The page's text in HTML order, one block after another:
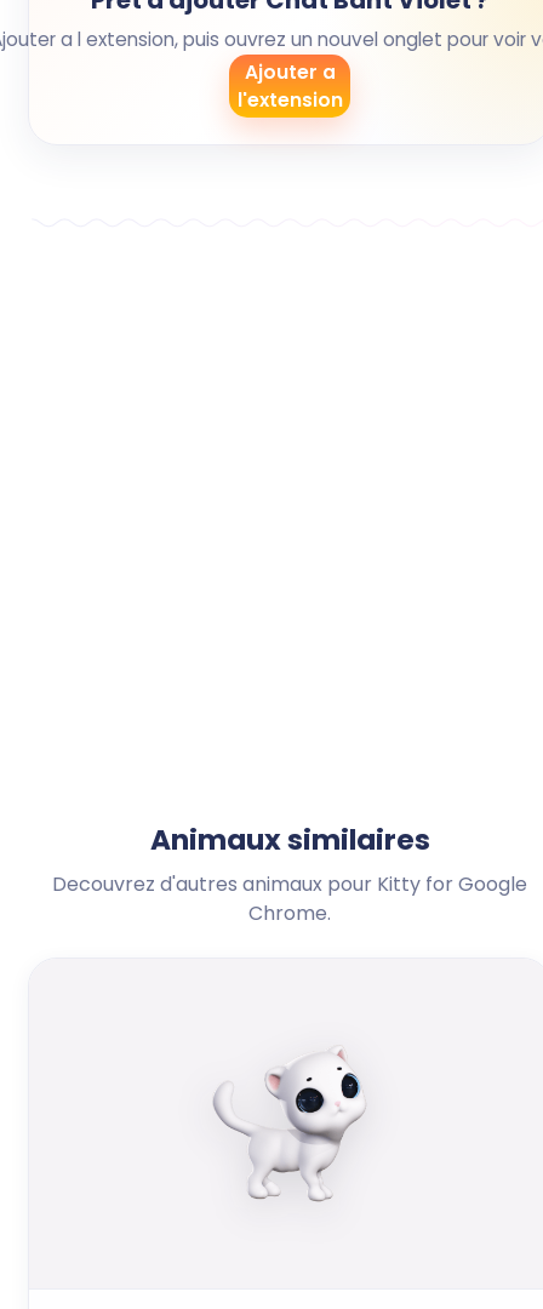
a l extension, puis ouvrez un nouvel onglet pour voir
Ajouter a
l'extension
Animaux similaires
Decouvrez d'autres animaux pour Kitty for Google
Chrome.